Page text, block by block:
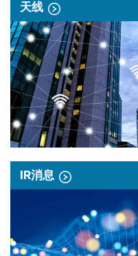
天线
IR消息